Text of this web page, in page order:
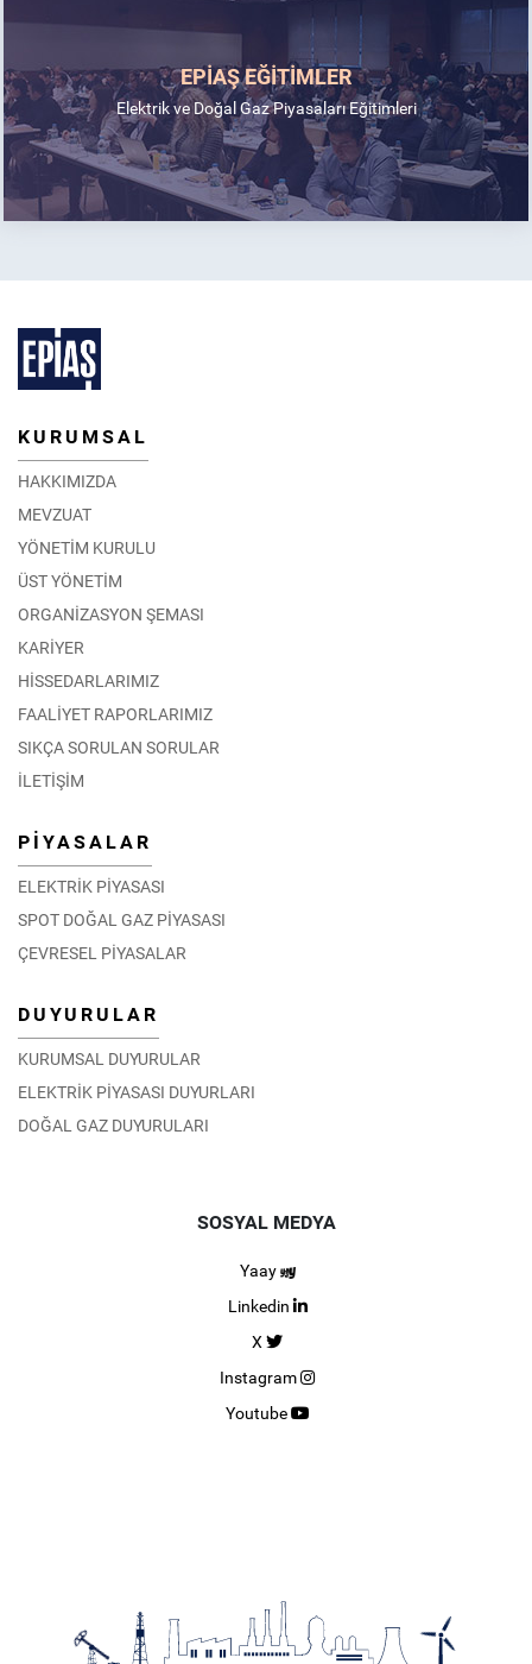
EPİAŞ EĞİTİMLER
Elektrik ve Doğal Gaz Piyasaları Eğitimleri
KURUMSAL
HAKKIMIZDA
MEVZUAT
YÖNETİM KURULU
ÜST YÖNETİM
ORGANİZASYON ŞEMASI
KARİYER
HİSSEDARLARIMIZ
FAALİYET RAPORLARIMIZ
SIKÇA SORULAN SORULAR
İLETİŞİM
PİYASALAR
ELEKTRİK PİYASASI
SPOT DOĞAL GAZ PİYASASI
ÇEVRESEL PİYASALAR
DUYURULAR
KURUMSAL DUYURULAR
ELEKTRİK PİYASASI DUYURLARI
DOĞAL GAZ DUYURULARI
SOSYAL MEDYA
Yaay
Linkedin
X
Instagram
Youtube